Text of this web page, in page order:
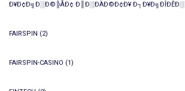
Ð¥Ð¢Ð╗Ð░Ð©╠ÅÐ¢ Ð║Ð░ÐÀÐ©Ð¢Ð¥ Ð┐Ð¥Ð╗ÐÎÐÊÐ░
FAIRSPIN (2)
FAIRSPIN-CASINO (1)